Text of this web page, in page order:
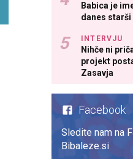
Babica je
danes
INTERVJU
Nihče ni
projekt
Zasavja
Facebook
Sledite nam na
Bibaleze.si